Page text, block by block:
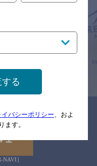
の掲載情報については、
ありますので、
ますようお願い申し上げま
び
NAVI］
る
イバシーポリシー、およ
ます。